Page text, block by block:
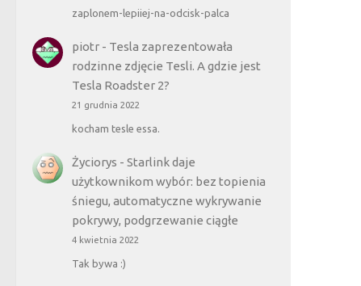
zaplonem-lepiiej-na-odcisk-palca
piotr- Tesla zaprezentowała
rodzinne zdjęcie Tesli. A gdzie jest
Tesla Roadster 2?
21 grudnia 2022
kocham tesle essa.
Życiorys - Starlink daje
użytkownikom wybór: bez topienia
śniegu, automatyczne wykrywanie
pokrywy, podgrzewanie ciągłe
4 kwietnia 2022
Tak bywa :)